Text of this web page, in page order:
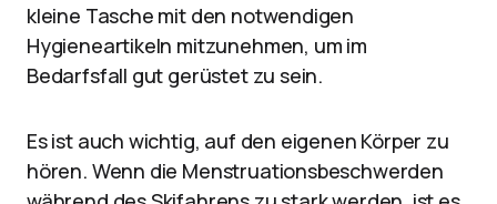
kleine Tasche mit den notwendigen
Hygieneartikeln mitzunehmen, um im
Bedarfsfall gut gerüstet zu sein.
Es ist auch wichtig, auf den eigenen Körper zu
hören. Wenn die Menstruationsbeschwerden